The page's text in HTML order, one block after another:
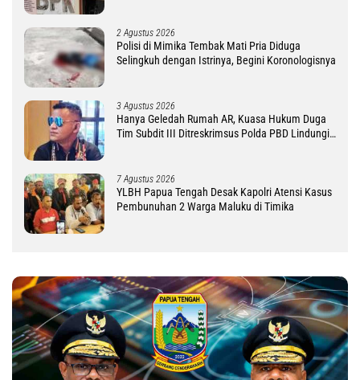
2 Agustus 2026
Polisi di Mimika Tembak Mati Pria Diduga
Selingkuh dengan Istrinya, Begini Koronologisnya
3 Agustus 2026
Hanya Geledah Rumah AR, Kuasa Hukum Duga
Tim Subdit III Ditreskrimsus Polda PBD Lindungi
7 Agustus 2026
YLBH Papua Tengah Desak Kapolri Atensi Kasus
Pembunuhan 2 Warga Maluku di Timika